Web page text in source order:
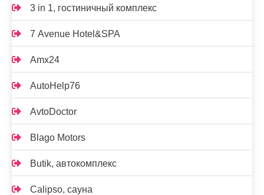
3 in 1, гостиничный комплекс
7 Avenue Hotel&SPA
Amx24
AutoHelp76
AvtoDoctor
Blago Motors
Butik, автокомплекс
Calipso, сауна